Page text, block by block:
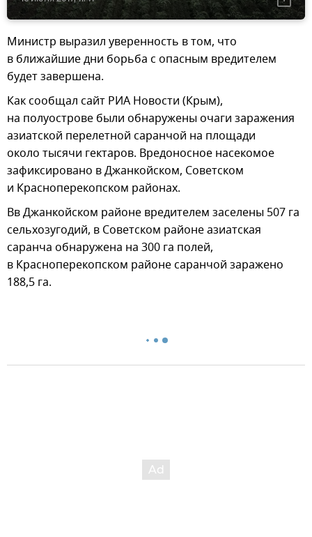
Министр выразил уверенность в том, что
в ближайшие дни борьба с опасным вредителем
будет завершена.
Как сообщал сайт РИА Новости (Крым),
на полуострове были обнаружены очаги заражения
азиатской перелетной саранчой на площади
около тысячи гектаров. Вредоносное насекомое
зафиксировано в Джанкойском, Советском
и Красноперекопском районах.
Вв Джанкойском районе вредителем заселены 507 га
сельхозугодий, в Советском районе азиатская
саранча обнаружена на 300 га полей,
в Красноперекопском районе саранчой заражено
188,5 га.